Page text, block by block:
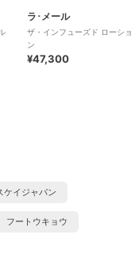
ラ･メール
ザ・インフューズド ローショ
ン
¥47,300
ケイジャパン
フートウキョウ